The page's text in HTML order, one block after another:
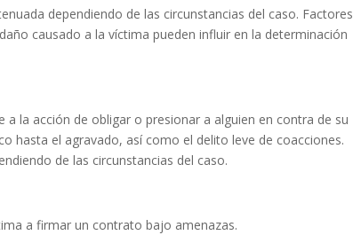
dependiendo de las circunstancias del caso. Factores
causado a la víctima pueden influir en la determinación
la acción de obligar o presionar a alguien en contra de su
hasta el agravado, así como el delito leve de coacciones.
de las circunstancias del caso.
a firmar un contrato bajo amenazas.